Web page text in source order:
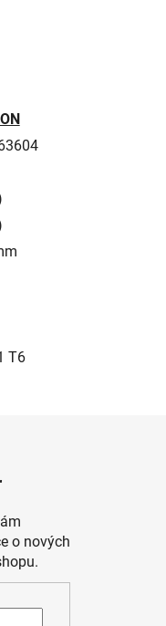
T6
o nových